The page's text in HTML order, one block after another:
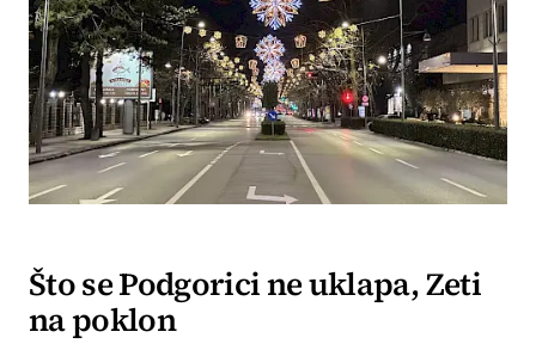
Što se Podgorici ne uklapa, Zeti
na poklon